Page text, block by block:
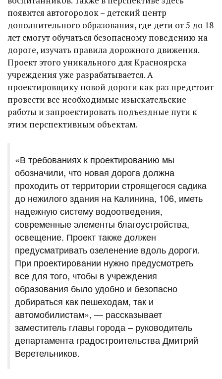
появится автогородок – детский центр
дополнительного образования, где дети от 5 до 18
лет смогут обучаться безопасному поведению на
дороге, изучать правила дорожного движения.
Проект этого уникального для Красноярска
учреждения уже разрабатывается. А
проектировщику новой дороги как раз предстоит
провести все необходимые изыскательские
работы и запроектировать подъездные пути к
этим перспективным объектам.​
«В требованиях к проектированию мы
обозначили, что новая дорога должна
проходить от территории строящегося садика
до нежилого здания на Калинина, 106, иметь
надежную систему водоотведения,
современные элементы благоустройства,
освещение. Проект также должен
предусматривать озеленение вдоль дороги.
При проектировании нужно предусмотреть
все для того, чтобы в учреждения
образования было удобно и безопасно
добираться как пешеходам, так и
автомобилистам», — рассказывает
заместитель главы города – руководитель
департамента градостроительства Дмитрий
Веретельников.